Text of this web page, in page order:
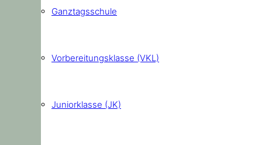
Ganztagsschule
Vorbereitungsklasse (VKL)
Juniorklasse (JK)